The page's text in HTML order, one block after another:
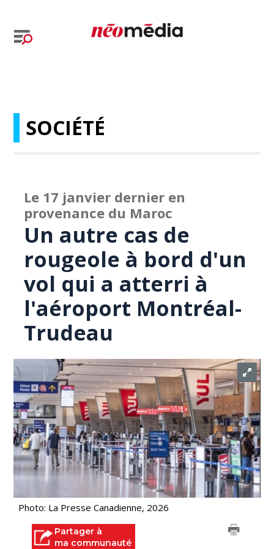
SOCIÉTÉ
Le 17 janvier dernier en
provenance du Maroc
Un autre cas de
rougeole à bord d'un
vol qui a atterri à
l'aéroport Montréal-
Trudeau
Photo: La Presse Canadienne, 2026
Partager à
ma communauté